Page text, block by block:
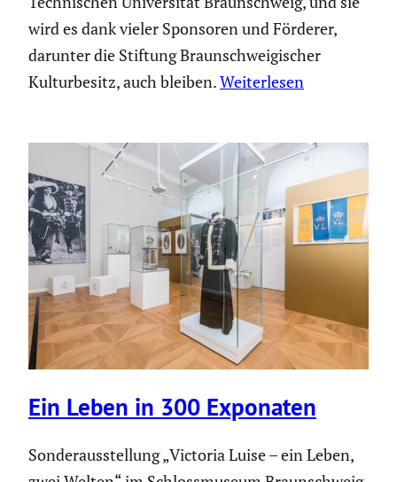
wird es dank vieler Sponsoren und Förderer,
darunter die Stiftung Braun­schwei­gi­scher
Kultur­be­sitz, auch bleiben.Weiterlesen
Ein Leben in 300 Exponaten
Sonder­aus­stel­lung „Victoria Luise – ein Leben,